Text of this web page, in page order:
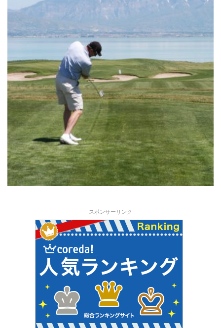
スポンサーリンク